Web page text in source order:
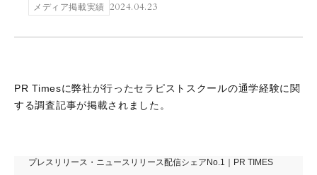
メディア掲載実績 2024.04.23
PR Timesに弊社が行ったセラピストスクールの通学経験に関
する調査記事が掲載されました。
プレスリリース・ニュースリリース配信シェアNo.1｜PR TIMES